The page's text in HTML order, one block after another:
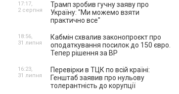
Трамп зробив гучну заяву про
Україну: "Ми можемо взяти
практично все"
17:17,
2 серпня
Кабмін схвалив законопроєкт про
оподаткування посилок до 150 євро.
Тепер рішення за ВР
18:56,
31 липня
Перевірки в ТЦК по всій країні:
Генштаб заявив про нульову
толерантність до корупції
16:23,
31 липня